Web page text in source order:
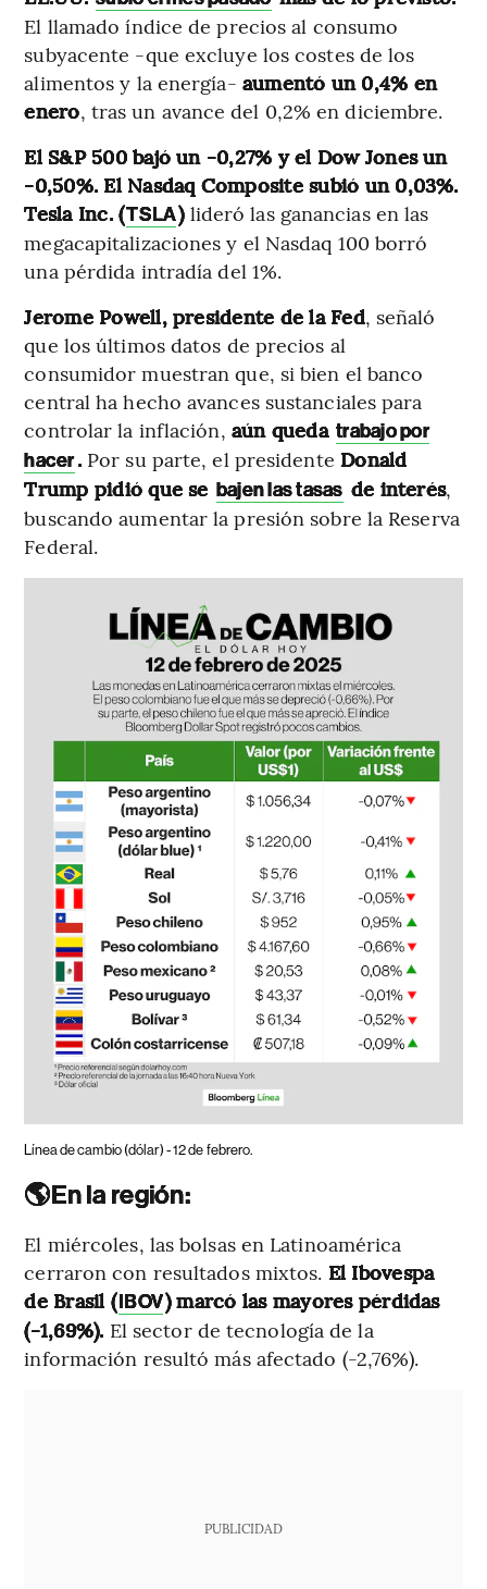
El llamado índice de precios al consumo
subyacente -que excluye los costes de los
alimentos y la energía- aumentó un 0,4% en
enero, tras un avance del 0,2% en diciembre.
El S&P 500 bajó un -0,27% y el Dow Jones un
-0,50%. El Nasdaq Composite subió un 0,03%.
Tesla Inc. (TSLA)lideró las ganancias en las
megacapitalizaciones y el Nasdaq 100 borró
una pérdida intradía del 1%.
Jerome Powell, presidente de la Fed, señaló
que los últimos datos de precios al
consumidor muestran que, si bien el banco
central ha hecho avances sustanciales para
controlar la inflación, aún queda trabajo por
hacer. Por su parte, el presidente Donald
Trump pidió que se bajen las tasas de interés,
buscando aumentar la presión sobre la Reserva
Federal.
Línea de cambio (dólar) - 12 de febrero.
🌎En la región:
El miércoles, las bolsas en Latinoamérica
cerraron con resultados mixtos. El Ibovespa
de Brasil (IBOV) marcó las mayores pérdidas
(-1,69%). El sector de tecnología de la
información resultó más afectado (-2,76%).
PUBLICIDAD